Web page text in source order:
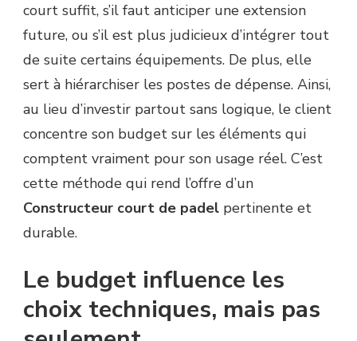
court suffit, s’il faut anticiper une extension
future, ou s’il est plus judicieux d’intégrer tout
de suite certains équipements. De plus, elle
sert à hiérarchiser les postes de dépense. Ainsi,
au lieu d’investir partout sans logique, le client
concentre son budget sur les éléments qui
comptent vraiment pour son usage réel. C’est
cette méthode qui rend l’offre d’un
Constructeur court de padel pertinente et
durable.
Le budget influence les
choix techniques, mais pas